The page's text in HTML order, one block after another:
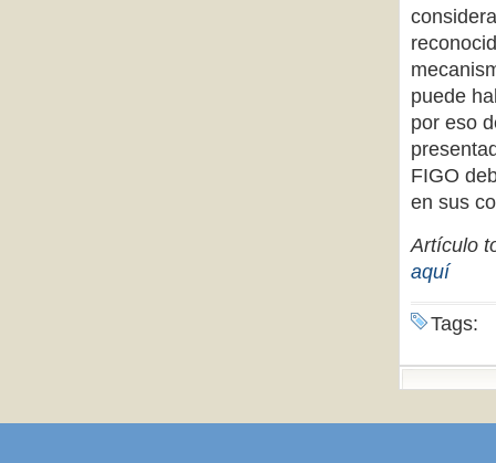
puede
por eso
FIGO
en sus
Artículo
aquí
Tags: